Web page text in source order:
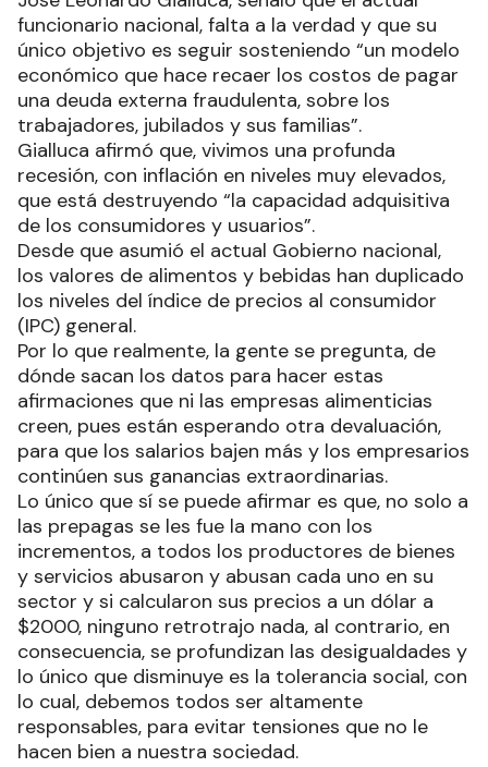
funcionario nacional, falta a la verdad y que su
único objetivo es seguir sosteniendo “un modelo
económico que hace recaer los costos de pagar
una deuda externa fraudulenta, sobre los
trabajadores, jubilados y sus familias”.
Gialluca afirmó que, vivimos una profunda
recesión, con inflación en niveles muy elevados,
que está destruyendo “la capacidad adquisitiva
de los consumidores y usuarios”.
Desde que asumió el actual Gobierno nacional,
los valores de alimentos y bebidas han duplicado
los niveles del índice de precios al consumidor
(IPC) general.
Por lo que realmente, la gente se pregunta, de
dónde sacan los datos para hacer estas
afirmaciones que ni las empresas alimenticias
creen, pues están esperando otra devaluación,
para que los salarios bajen más y los empresarios
continúen sus ganancias extraordinarias.
Lo único que sí se puede afirmar es que, no solo a
las prepagas se les fue la mano con los
incrementos, a todos los productores de bienes
y servicios abusaron y abusan cada uno en su
sector y si calcularon sus precios a un dólar a
$2000, ninguno retrotrajo nada, al contrario, en
consecuencia, se profundizan las desigualdades y
lo único que disminuye es la tolerancia social, con
lo cual, debemos todos ser altamente
responsables, para evitar tensiones que no le
hacen bien a nuestra sociedad.